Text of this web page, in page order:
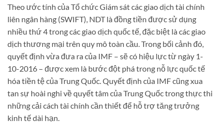
Theo ước tính của Tổ chức Giám sát các giao dịch tài chính
liên ngân hàng (SWIFT), NDT là đồng tiền được sử dụng
nhiều thứ 4 trong các giao dịch quốc tế, đặc biệt là các giao
dịch thương mại trên quy mô toàn cầu. Trong bối cảnh đó,
quyết định vừa đưa ra của IMF – sẽ có hiệu lực từ ngày 1-
10-2016 – được xem là bước đột phá trong nỗ lực quốc tế
hóa tiền tệ của Trung Quốc. Quyết định của IMF cũng xua
tan sự hoài nghi về quyết tâm của Trung Quốc trong thực thi
những cải cách tài chính cần thiết để hỗ trợ tăng trưởng
kinh tế dài hạn.